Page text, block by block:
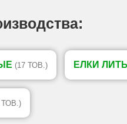
(17 ТОВ.) ЕЛКИ
ТОВ.)